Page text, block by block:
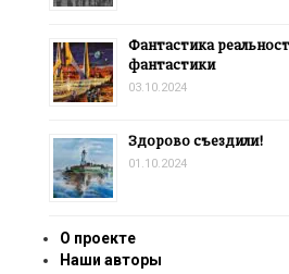
Фантастика
фантастики
03.10.2024
Здорово съездили!
01.10.2024
О проекте
Наши авторы